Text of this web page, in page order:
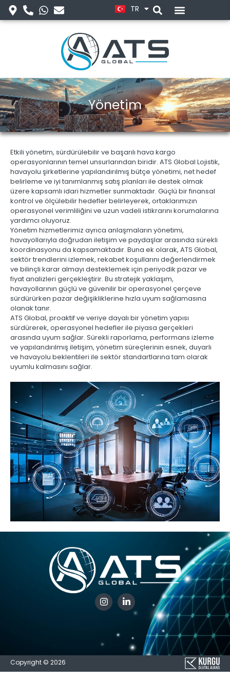
TR
EN
Yönetim
Etkili yönetim, sürdürülebilir ve başarılı hava kargo
operasyonlarının temel unsurlarından biridir. ATS Global Lojistik,
havayolu şirketlerine yapılandırılmış bütçe yönetimi, net hedef
belirleme ve iyi tanımlanmış satış planları ile destek olmak
üzere kapsamlı idari hizmetler sunmaktadır. Güçlü bir finansal
kontrol ve ölçülebilir hedefler belirleyerek, ortaklarımızın
operasyonel verimliliğini ve uzun vadeli istikrarını korumalarına
yardımcı oluyoruz.
Yönetim hizmetlerimiz ayrıca anlaşmaların yönetimi,
havayollarıyla doğrudan iletişim ve paydaşlar arasında sürekli
koordinasyonu da kapsamaktadır. Buna ek olarak, ATS Global,
sektör trendlerini izlemek, rekabet koşullarını değerlendirmek
ve bilinçli karar almayı desteklemek için periyodik pazar ve
fiyat analizleri gerçekleştirir. Bu stratejik yaklaşım,
havayollarının güçlü ve güvenilir bir operasyonel çerçeve
sürdürürken pazar değişikliklerine hızla uyum sağlamasına
olanak tanır.
ATS Global, proaktif ve veriye dayalı bir yönetim yapısı
sürdürerek, operasyonel hedefler ile piyasa gerçekleri
arasında uyum sağlar. Sürekli raporlama, performans izleme
ve yapılandırılmış iletişim, yönetim süreçlerinin esnek, duyarlı
ve havayolu beklentileri ile sektör standartlarına tam olarak
uyumlu kalmasını sağlar.
Copyright © 2026